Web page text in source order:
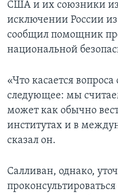
США и их союзники
исключении России
сообщил помощник
национальной
«Что касается
следующее: мы
может как обычно
институтах и в
сказал он.
Салливан, однако,